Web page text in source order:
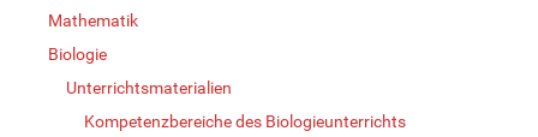
Mathematik
Biologie
Unterrichtsmaterialien
Kompetenzbereiche des Biologieunterrichts